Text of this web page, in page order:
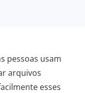
pessoas usam
arquivos
esses